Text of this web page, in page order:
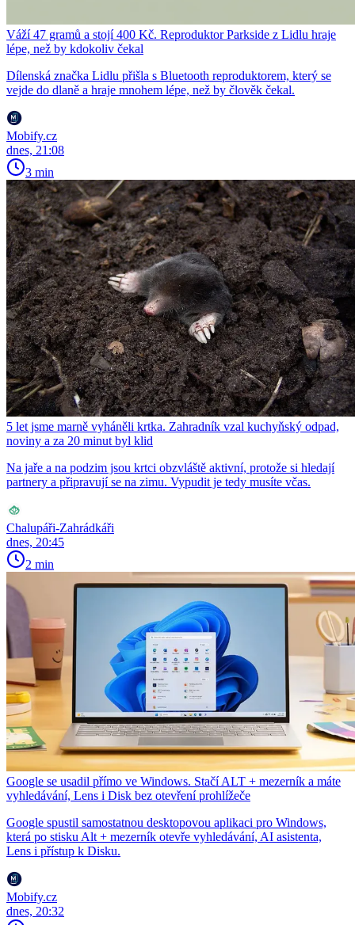
Váží 47 gramů a stojí 400 Kč. Reproduktor Parkside z Lidlu hraje
lépe, než by kdokoliv čekal
Dílenská značka Lidlu přišla s Bluetooth reproduktorem, který se
vejde do dlaně a hraje mnohem lépe, než by člověk čekal.
Mobify.cz
dnes, 21:08
3 min
5 let jsme marně vyháněli krtka. Zahradník vzal kuchyňský odpad,
noviny a za 20 minut byl klid
Na jaře a na podzim jsou krtci obzvláště aktivní, protože si hledají
partnery a připravují se na zimu. Vypudit je tedy musíte včas.
Chalupáři-Zahrádkáři
dnes, 20:45
2 min
Google se usadil přímo ve Windows. Stačí ALT + mezerník a máte
vyhledávání, Lens i Disk bez otevření prohlížeče
Google spustil samostatnou desktopovou aplikaci pro Windows,
která po stisku Alt + mezerník otevře vyhledávání, AI asistenta,
Lens i přístup k Disku.
Mobify.cz
dnes, 20:32